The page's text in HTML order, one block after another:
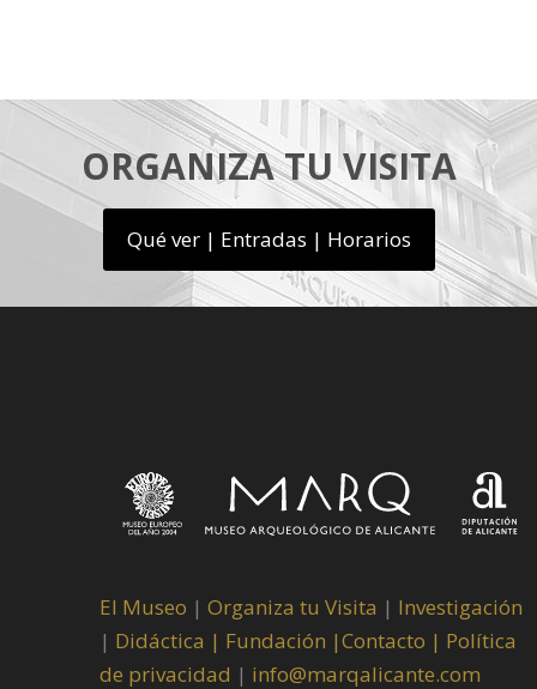
ORGANIZA TU VISITA
Qué ver | Entradas | Horarios
El Museo | Organiza tu Visita | Investigación
| Didáctica | Fundación |Contacto | Política
de privacidad | info@marqalicante.com